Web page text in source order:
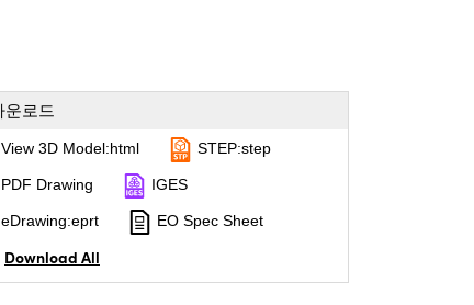
운로드
View 3D Model:html STEP:step
PDF Drawing IGES
eDrawing:eprt EO Spec Sheet
Download All